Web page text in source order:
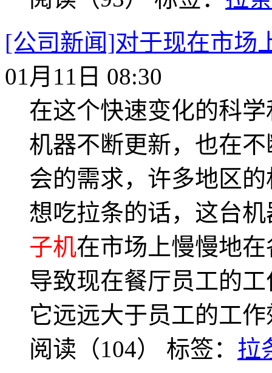
[公司新闻]对于现在市场
01月11日 08:30
在这个快速变化的科
机器不断更新，也在
会的需求，许多地区
想吃拉条的话，这台
子机在市场上慢慢地
导致现在餐厅员工的
它远远大于员工的工
阅读（104） 标签： 拉